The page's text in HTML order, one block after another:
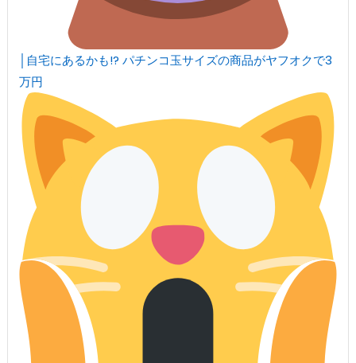
│自宅にあるかも!? パチンコ玉サイズの商品がヤフオクで3
万円